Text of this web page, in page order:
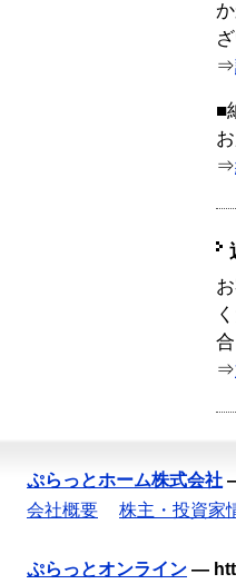
⇒
■
⇒
⇒
ぷらっとホーム株式会社
会社概要
株主・投資家
ぷらっとオンライン —